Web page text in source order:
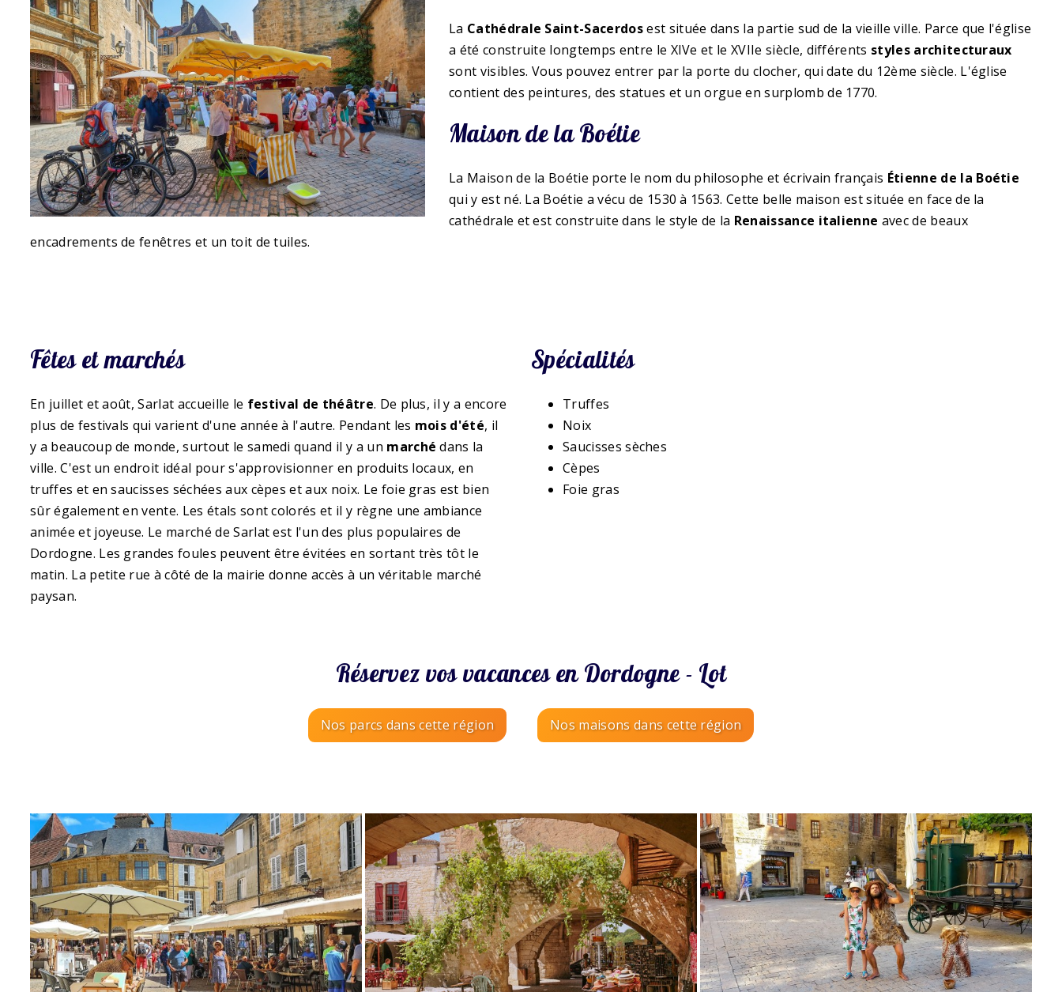
La Cathédrale Saint-Sacerdosest située dans la partie sud de la vieille ville. Parce que l'église
a été construite longtemps entre le XIVe et le XVIIe siècle, différents styles architecturaux
sont visibles. Vous pouvez entrer par la porte du clocher, qui date du 12ème siècle. L'église
contient des peintures, des statues et un orgue en surplomb de 1770.
Maison de la Boétie
La Maison de la Boétie porte le nom du philosophe et écrivain français Étienne de la Boétie
qui y est né. La Boétie a vécu de 1530 à 1563. Cette belle maison est située en face de la
cathédrale et est construite dans le style de la Renaissance italienne avec de beaux
encadrements de fenêtres et un toit de tuiles.
Fêtes et marchés
En juillet et août, Sarlat accueille le festival de théâtre. De plus, il y a encore
plus de festivals qui varient d'une année à l'autre. Pendant les mois d'été, il
y a beaucoup de monde, surtout le samedi quand il y a un marché dans la
ville. C'est un endroit idéal pour s'approvisionner en produits locaux, en
truffes et en saucisses séchées aux cèpes et aux noix. Le foie gras est bien
sûr également en vente. Les étals sont colorés et il y règne une ambiance
animée et joyeuse. Le marché de Sarlat est l'un des plus populaires de
Dordogne. Les grandes foules peuvent être évitées en sortant très tôt le
matin. La petite rue à côté de la mairie donne accès à un véritable marché
paysan.
Spécialités
Truffes
Noix
Saucisses sèches
Cèpes
Foie gras
Réservez vos vacances en Dordogne - Lot
Nos parcs dans cette région Nos maisons dans cette région